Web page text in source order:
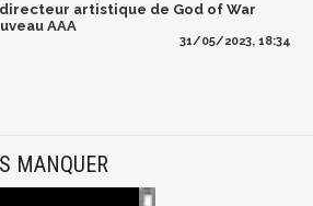
artistique de God of War
AAA
31/05/2023, 18:34
MANQUER